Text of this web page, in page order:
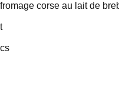
corse au lait de